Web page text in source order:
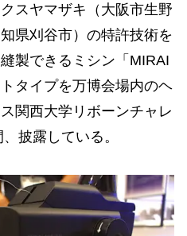
スヤマザキ（大阪市生野
県刈谷市）の特許技術を
製できるミシン「MIRAI
タイプを万博会場内のヘ
関西大学リボーンチャレ
披露している。